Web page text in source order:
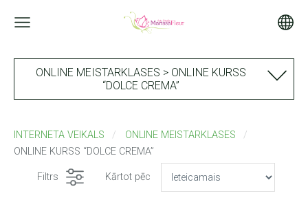
ONLINE MEISTARKLASES > ONLINE KURSS
“DOLCE CREMA”
INTERNETA VEIKALS
ONLINE MEISTARKLASES
ONLINE KURSS “DOLCE CREMA”
Filtrs Kārtot pēc